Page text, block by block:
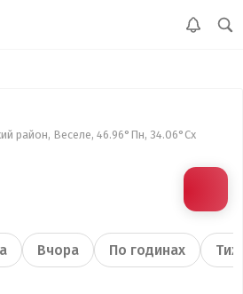
район, Веселе, 46.96°Пн, 34.06°Сх
Вчора По годинах